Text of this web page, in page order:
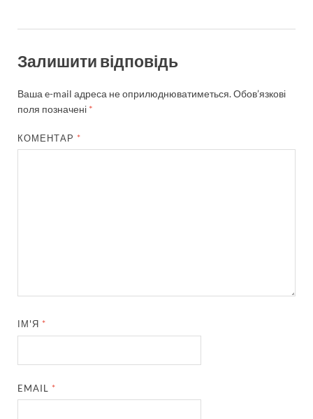
Залишити відповідь
Ваша e-mail адреса не оприлюднюватиметься.Обов’язкові
поля позначені *
КОМЕНТАР *
ІМ'Я *
EMAIL *